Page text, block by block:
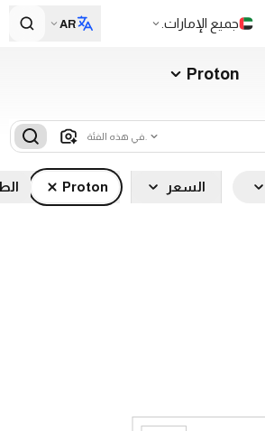
جميع الإمارات. AR
Proton
السعر Proton